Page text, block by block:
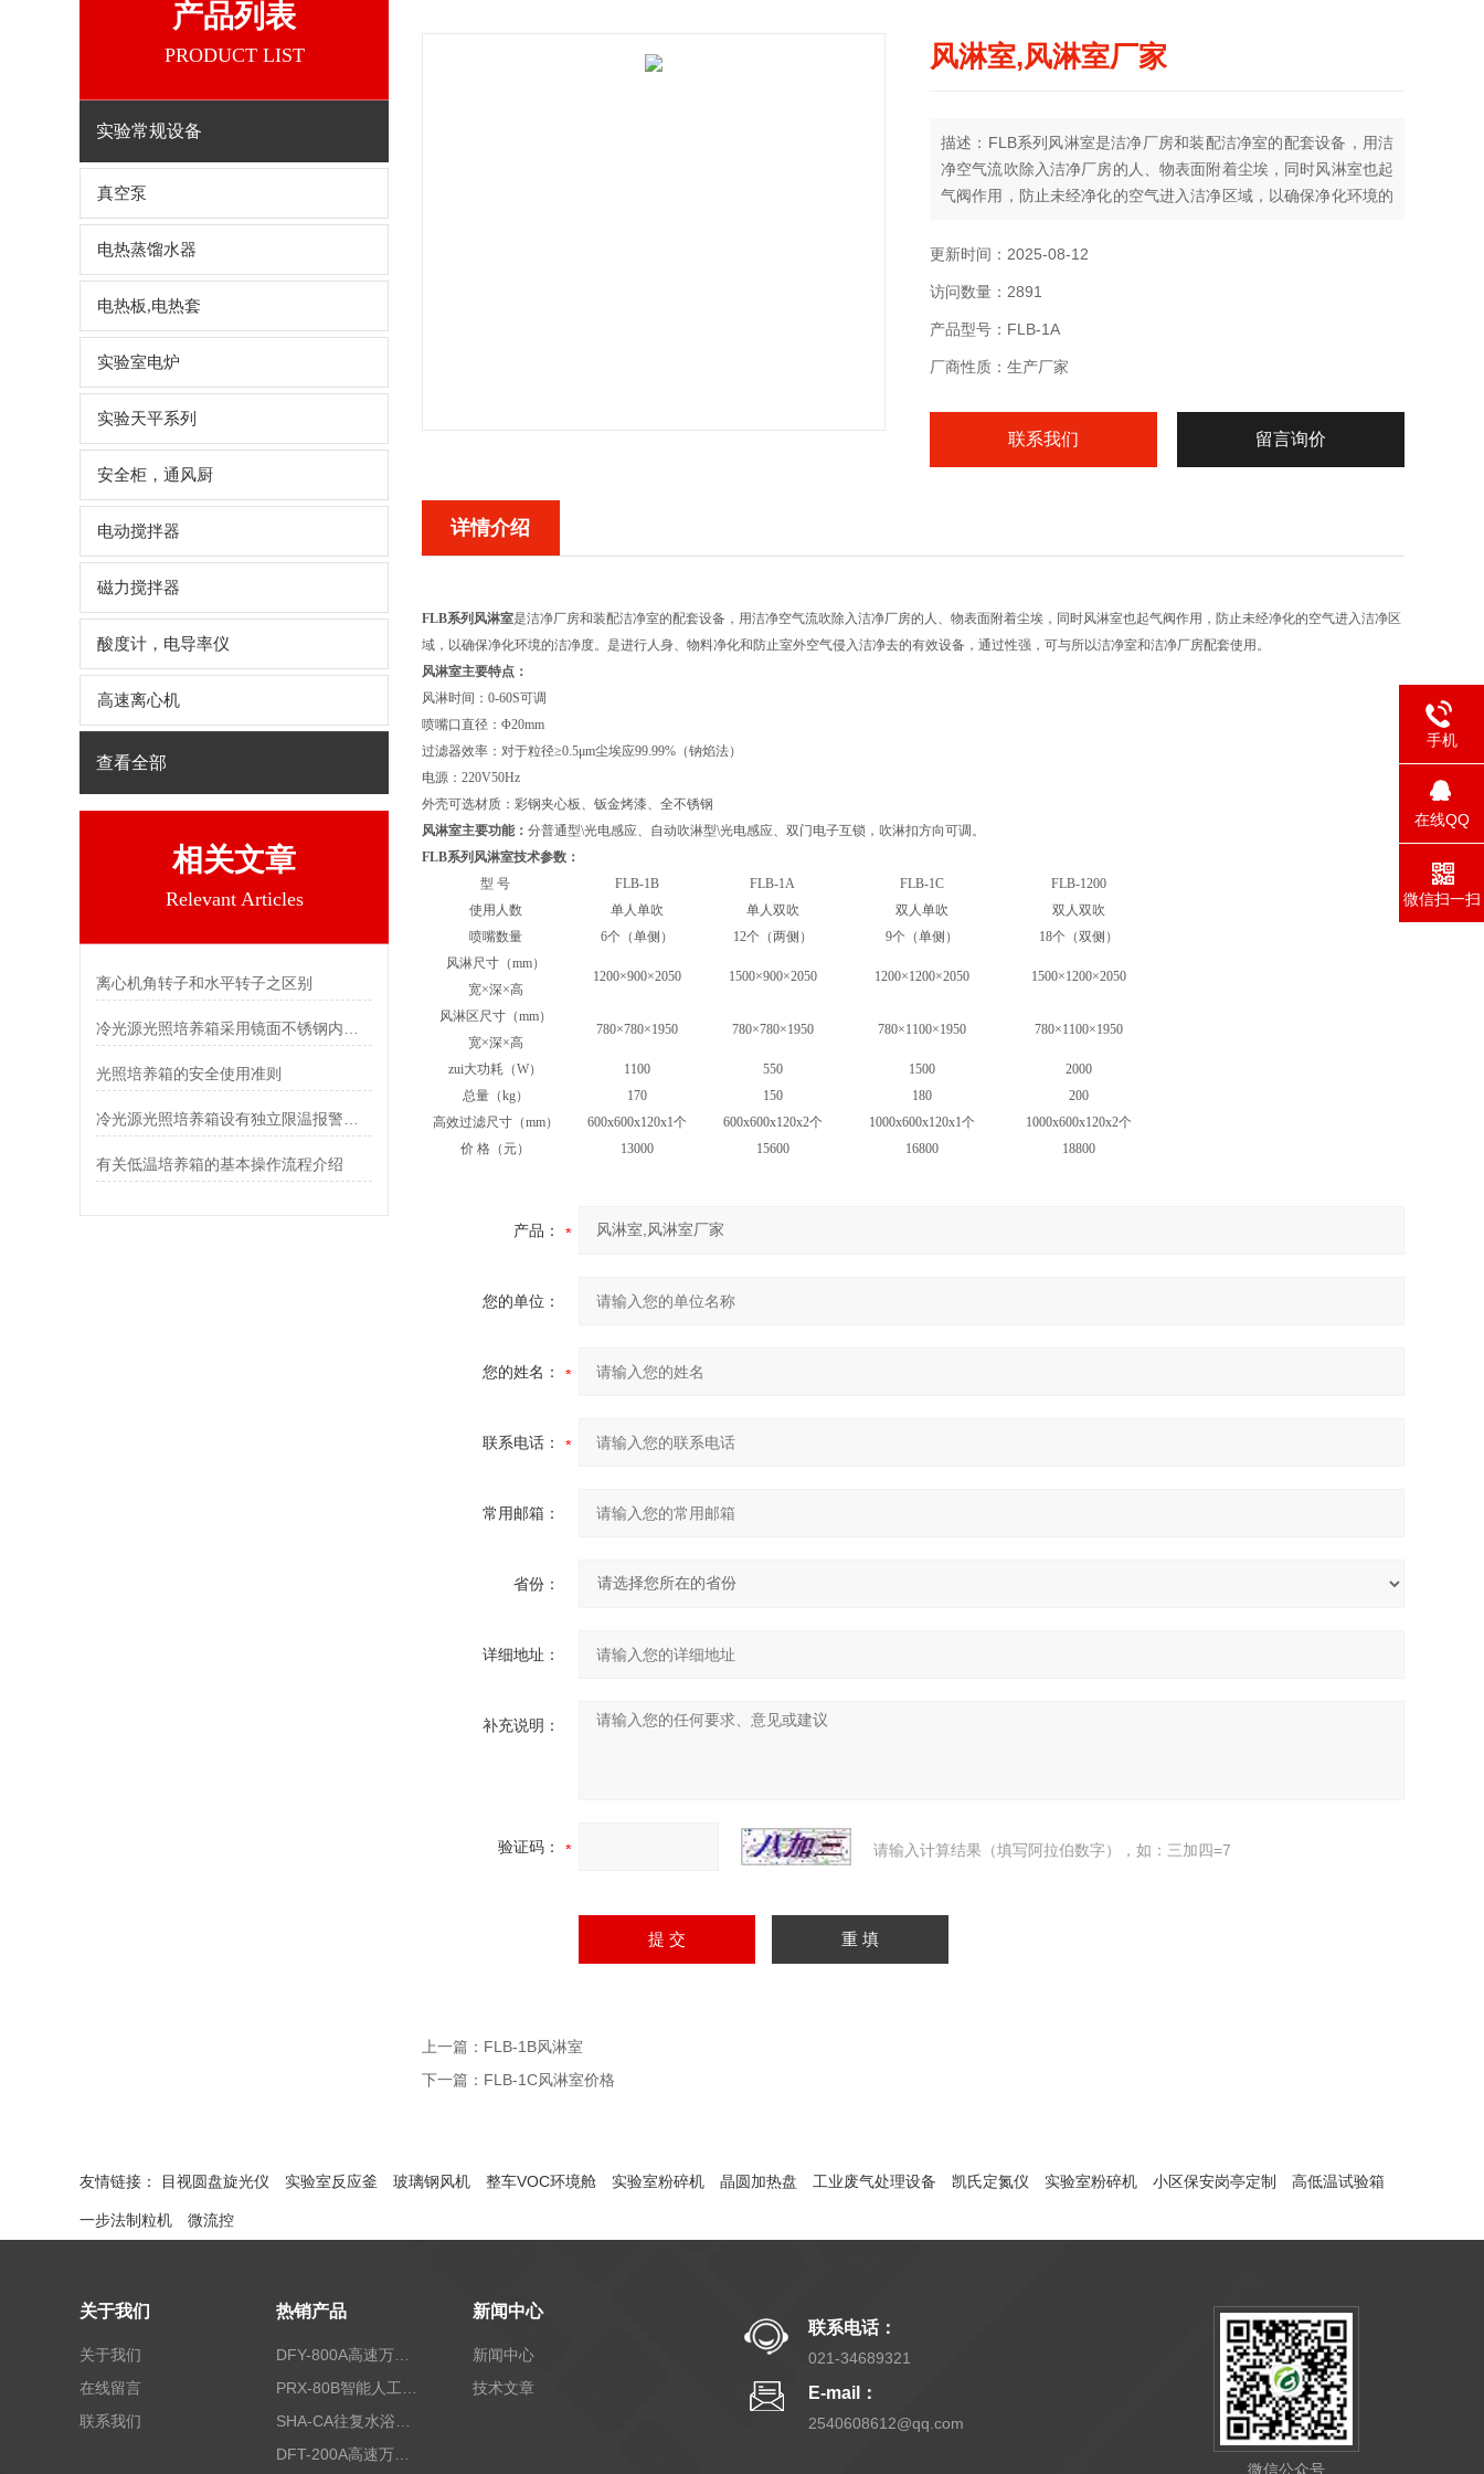
产品列表
PRODUCT LIST
实验常规设备
真空泵
电热蒸馏水器
电热板,电热套
实验室电炉
实验天平系列
安全柜，通风厨
电动搅拌器
磁力搅拌器
酸度计，电导率仪
高速离心机
查看全部
相关文章
Relevant Articles
离心机角转子和水平转子之区别
光照培养箱的安全使用准则
冷光源光照培养箱设有独立限温报警系统
有关低温培养箱的基本操作流程介绍
风淋室,风淋室厂家
描述：FLB系列风淋室是洁净厂房和装配洁净室的配套设备，用洁
净空气流吹除入洁净厂房的人、物表面附着尘埃，同时风淋室也起
气阀作用，防止未经净化的空气进入洁净区域，以确保净化环境的
设备，通过性强，可与所以洁净室和洁净厂房配套使用。
更新时间：2025-08-12
访问数量：2891
产品型号：FLB-1A
厂商性质：生产厂家
联系我们 留言询价
详情介绍
FLB系列风淋室是洁净厂房和装配洁净室的配套设备，用洁净空气流吹除入洁净厂房的人、物表面附着尘埃，同时风淋室也起气阀作用，防止未经净化的空气进入洁净区
域，以确保净化环境的洁净度。是进行人身、物料净化和防止室外空气侵入洁净去的有效设备，通过性强，可与所以洁净室和洁净厂房配套使用。
风淋室主要特点：
风淋时间：0-60S可调
喷嘴口直径：Φ20mm
过滤器效率：对于粒径≥0.5μm尘埃应99.99%（钠焰法）
电源：220V50Hz
外壳可选材质：彩钢夹心板、钣金烤漆、全不锈钢
风淋室主要功能： 分普通型\光电感应、自动吹淋型\光电感应、双门电子互锁，吹淋扣方向可调。
FLB系列风淋室技术参数：
型 号
FLB-1B FLB-1A FLB-1C
FLB-1200
使用人数
单人单吹 单人双吹 双人单吹
双人双吹
喷嘴数量
6个（单侧） 12个（两侧） 9个（单侧）
18个（双侧）
风淋尺寸（mm）
1200×900×2050
1500×900×2050 1200×1200×2050
1500×1200×2050
宽×深×高
风淋区尺寸（mm）
780×780×1950
780×780×1950 780×1100×1950
780×1100×1950
宽×深×高
zui大功耗（W）
1100 550 1500
2000
总量（kg）
170 150 180
200
高效过滤尺寸（mm）
600x600x120x1个 600x600x120x2个 1000x600x120x1个
1000x600x120x2个
价 格（元）
13000 15600 16800 18800
产品：
您的单位：
您的姓名：
联系电话：
常用邮箱：
省份：
详细地址：
补充说明：
验证码： 请输入计算结果（填写阿拉伯数字），如：三加四=7
上一篇： FLB-1B风淋室
下一篇： FLB-1C风淋室价格
友情链接： 目视圆盘旋光仪 实验室反应釜 玻璃钢风机 整车VOC环境舱 实验室粉碎机 晶圆加热盘 工业废气处理设备 凯氏定氮仪 实验室粉碎机 小区保安岗亭定制 高低温试验箱
一步法制粒机 微流控
关于我们
关于我们
在线留言
联系我们
热销产品 新闻中心
新闻中心
技术文章
联系电话：
021-34689321
E-mail：
2540608612@qq.com
微信公众号
手机
在线QQ
微信扫一扫